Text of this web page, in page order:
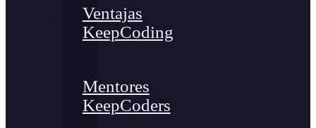
Ventajas
KeepCoding
Mentores
KeepCoders